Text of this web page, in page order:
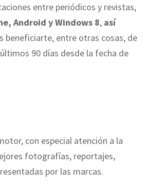
entre periódicos y revistas,
Android y Windows 8, así
beneficiarte, entre otras cosas, de
90 días desde la fecha de
con especial atención a la
fotografías, reportajes,
por las marcas.